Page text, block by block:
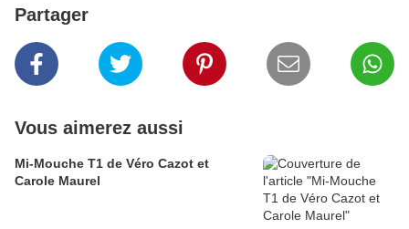
Partager
Vous aimerez aussi
Mi-Mouche T1 de Véro Cazot et
Carole Maurel